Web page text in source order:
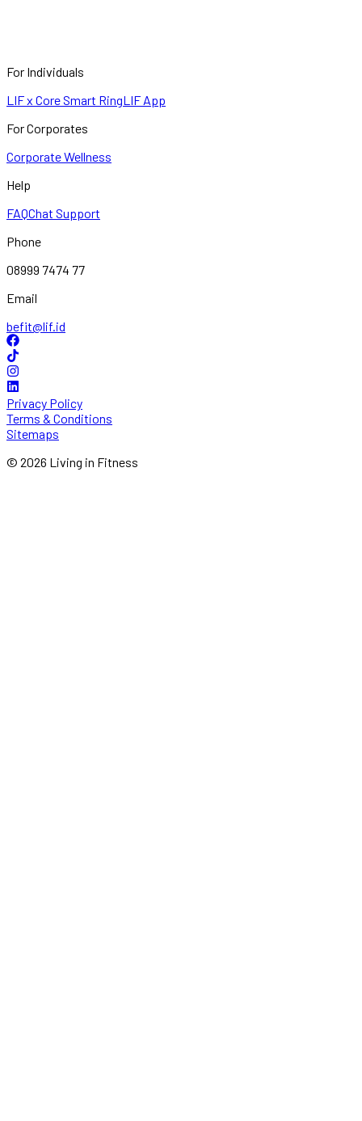
For Individuals
LIF x Core Smart RingLIF App
For Corporates
Corporate Wellness
Help
FAQChat Support
Phone
08999 7474 77
Email
befit@lif.id
Privacy Policy
Terms & Conditions
Sitemaps
© 2026 Living in Fitness